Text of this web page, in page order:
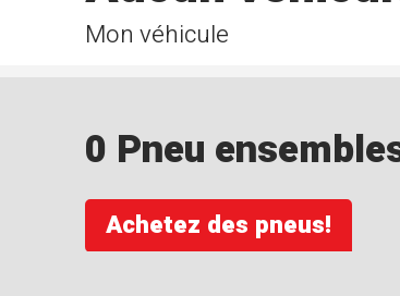
Mon véhicule
0 Pneu
Achetez des pneus!